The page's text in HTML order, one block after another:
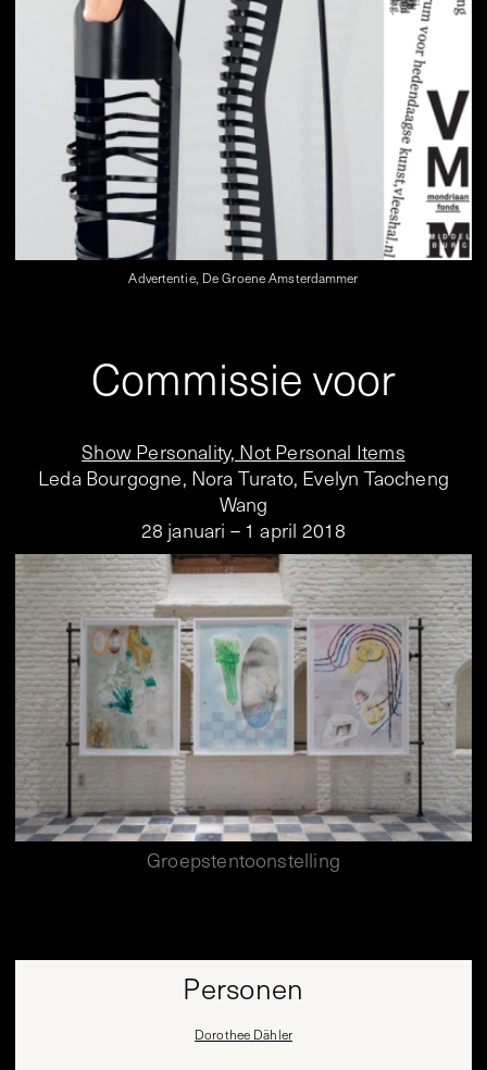
Advertentie, De Groene Amsterdammer
Commissie voor
Show Personality, Not Personal Items
Leda Bourgogne, Nora Turato, Evelyn Taocheng
Wang
28 januari – 1 april 2018
Groepstentoonstelling
Personen
Dorothee Dähler